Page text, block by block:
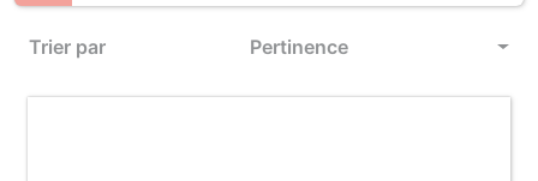
Trier par Pertinence